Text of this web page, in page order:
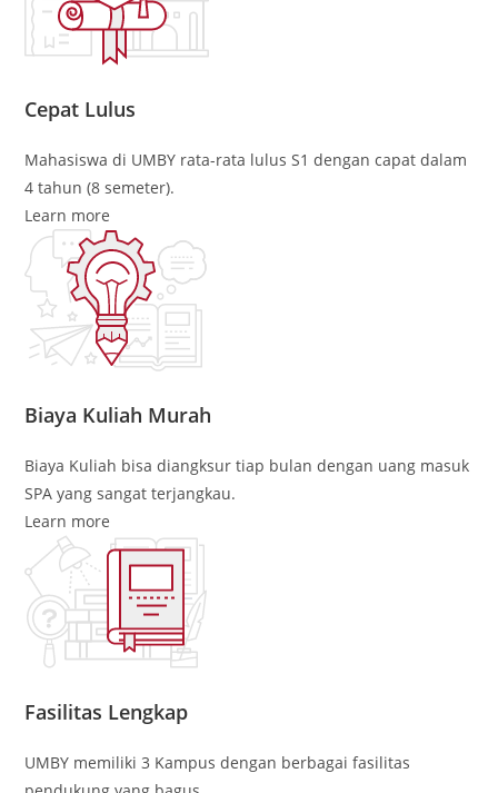
Cepat Lulus
Mahasiswa di UMBY rata-rata lulus S1 dengan capat dalam
4 tahun (8 semeter).
Learn more
Biaya Kuliah Murah
Biaya Kuliah bisa diangksur tiap bulan dengan uang masuk
SPA yang sangat terjangkau.
Learn more
Fasilitas Lengkap
UMBY memiliki 3 Kampus dengan berbagai fasilitas